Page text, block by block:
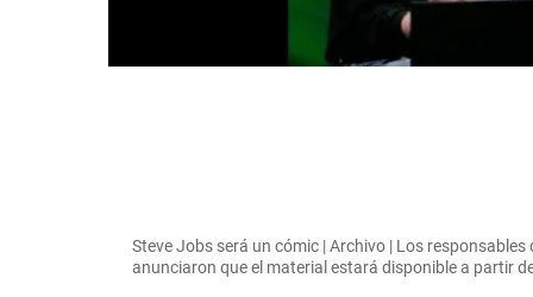
Steve Jobs será un cómic | Archivo | Los
anunciaron que el material estará disponible a partir